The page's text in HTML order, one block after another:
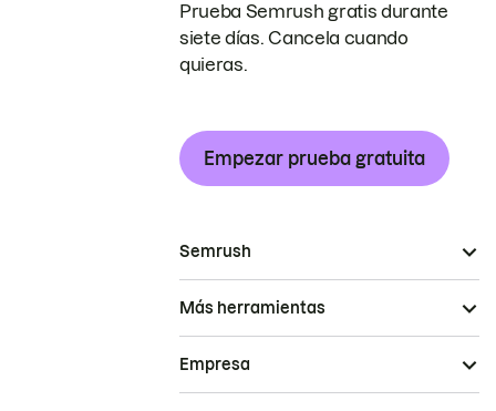
Prueba Semrush gratis durante
siete días. Cancela cuando
quieras.
Empezar prueba gratuita
Semrush
Más herramientas
Empresa